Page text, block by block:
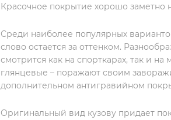
Красочное покрытие хорошо заметно
Среди наиболее популярных
слово остается за оттенком.
смотрится как на спорткарах, так и
глянцевые – поражают своим
дополнительном антигравийном
Оригинальный вид кузову придает